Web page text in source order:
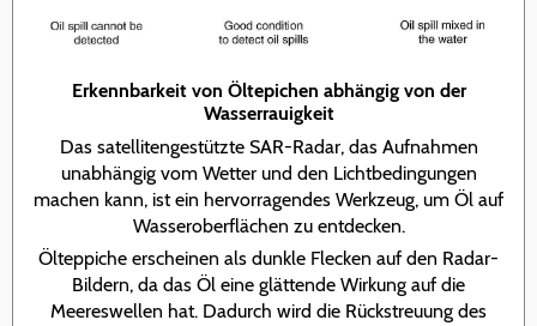
Erkennbarkeit von Öltepichen abhängig von der
Wasserrauigkeit
Das satellitengestützte SAR-Radar, das Aufnahmen
unabhängig vom Wetter und den Lichtbedingungen
machen kann, ist ein hervorragendes Werkzeug, um Öl auf
Wasseroberflächen zu entdecken.
Ölteppiche erscheinen als dunkle Flecken auf den Radar-
Bildern, da das Öl eine glättende Wirkung auf die
Meereswellen hat. Dadurch wird die Rückstreuung des